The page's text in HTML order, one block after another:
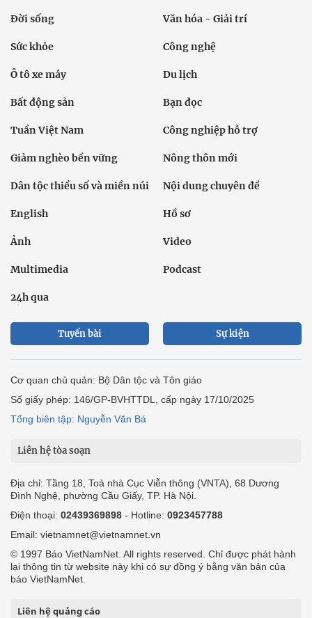
Đời sống Văn hóa - Giải trí
Sức khỏe Công nghệ
Ô tô xe máy Du lịch
Bất động sản Bạn đọc
Tuần Việt Nam Công nghiệp hỗ trợ
Giảm nghèo bền vững Nông thôn mới
Dân tộc thiểu số và miền núi Nội dung chuyên đề
English Hồ sơ
Ảnh Video
Multimedia Podcast
24h qua
Tuyến bài Sự kiện
Cơ quan chủ quản: Bộ Dân tộc và Tôn giáo
Số giấy phép: 146/GP-BVHTTDL, cấp ngày 17/10/2025
Tổng biên tập: Nguyễn Văn Bá
Liên hệ tòa soạn
Địa chỉ: Tầng 18, Toà nhà Cục Viễn thông (VNTA), 68 Dương
Đình Nghệ, phường Cầu Giấy, TP. Hà Nội.
Điện thoại: 02439369898 - Hotline: 0923457788
Email: vietnamnet@vietnamnet.vn
© 1997 Báo VietNamNet. All rights reserved. Chỉ được phát hành
lại thông tin từ website này khi có sự đồng ý bằng văn bản của
báo VietNamNet.
Liên hệ quảng cáo